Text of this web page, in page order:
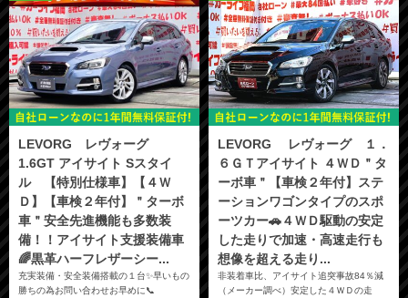
LEVORG レヴォーグ
1.6GT アイサイト Sスタイ
ル 【特別仕様車】【４Ｗ
Ｄ】【車検２年付】＂ターボ
車＂安全先進機能も多数装
備！！アイサイト支援装備車
🌈黒革ハーフレザーシー...
充実装備・安全装備搭載の１台✨早いもの
勝ちの為お問い合わせお早めに📞
LEVORG レヴォーグ １．
６ＧＴアイサイト ４ＷＤ＂タ
ーボ車＂【車検２年付】ステ
ーションワゴンタイプのスポ
ーツカー🚗４ＷＤ駆動の安定
した走りで加速・高速走行も
想像を超える走り...
非装着車比、アイサイト追突事故84％減
（メーカー調べ）安定した４ＷＤの走